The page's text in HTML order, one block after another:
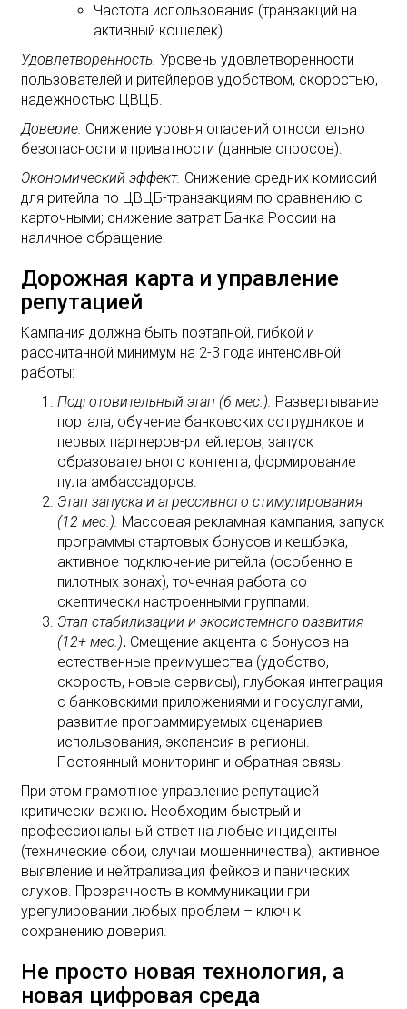
Частота использования (транзакций на
активный кошелек).
Удовлетворенность. Уровень удовлетворенности
пользователей и ритейлеров удобством, скоростью,
надежностью ЦВЦБ.
Доверие. Снижение уровня опасений относительно
безопасности и приватности (данные опросов).
Экономический эффект. Снижение средних комиссий
для ритейла по ЦВЦБ-транзакциям по сравнению с
карточными; снижение затрат Банка России на
наличное обращение.
Дорожная карта и управление
репутацией
Кампания должна быть поэтапной, гибкой и
рассчитанной минимум на 2-3 года интенсивной
работы:
Подготовительный этап (6 мес.). Развертывание
портала, обучение банковских сотрудников и
первых партнеров-ритейлеров, запуск
образовательного контента, формирование
пула амбассадоров.
Этап запуска и агрессивного стимулирования
(12 мес.). Массовая рекламная кампания, запуск
программы стартовых бонусов и кешбэка,
активное подключение ритейла (особенно в
пилотных зонах), точечная работа со
скептически настроенными группами.
Этап стабилизации и экосистемного развития
(12+ мес.). Смещение акцента с бонусов на
естественные преимущества (удобство,
скорость, новые сервисы), глубокая интеграция
с банковскими приложениями и госуслугами,
развитие программируемых сценариев
использования, экспансия в регионы.
Постоянный мониторинг и обратная связь.
При этом грамотное управление репутацией
критически важно. Необходим быстрый и
профессиональный ответ на любые инциденты
(технические сбои, случаи мошенничества), активное
выявление и нейтрализация фейков и панических
слухов. Прозрачность в коммуникации при
урегулировании любых проблем – ключ к
сохранению доверия.
Не просто новая технология, а
новая цифровая среда